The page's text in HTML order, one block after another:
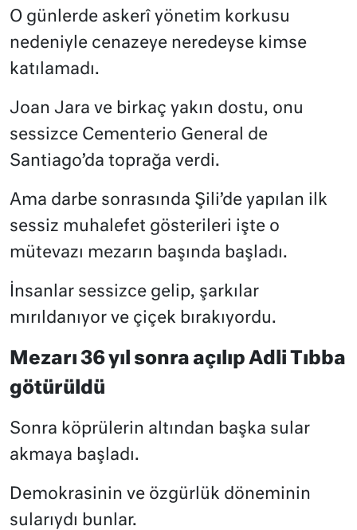
O günlerde askerî yönetim korkusu
nedeniyle cenazeye neredeyse kimse
katılamadı.
Joan Jara ve birkaç yakın dostu, onu
sessizce Cementerio General de
Santiago’da toprağa verdi.
Ama darbe sonrasında Şili’de yapılan ilk
sessiz muhalefet gösterileri işte o
mütevazı mezarın başında başladı.
İnsanlar sessizce gelip, şarkılar
mırıldanıyor ve çiçek bırakıyordu.
Mezarı 36 yıl sonra açılıp Adli Tıbba
götürüldü
Sonra köprülerin altından başka sular
akmaya başladı.
Demokrasinin ve özgürlük döneminin
sularıydı bunlar.